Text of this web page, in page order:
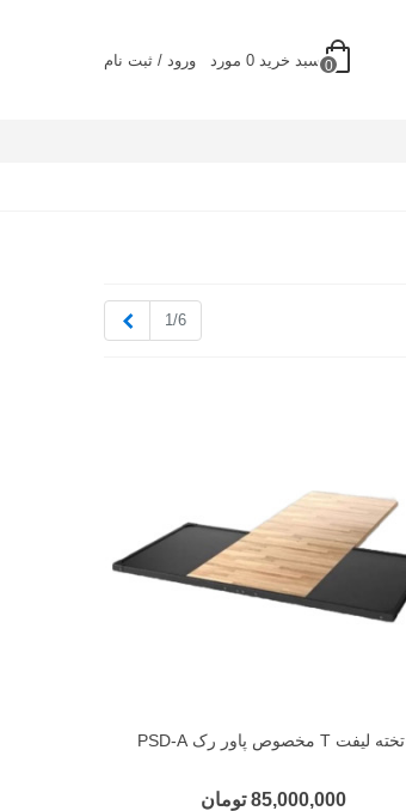
0 سبد خرید 0 مورد ورود / ثبت نام
1/6
تخته لیفت T مخصوص پاور رک PSD-A
85,000,000 تومان